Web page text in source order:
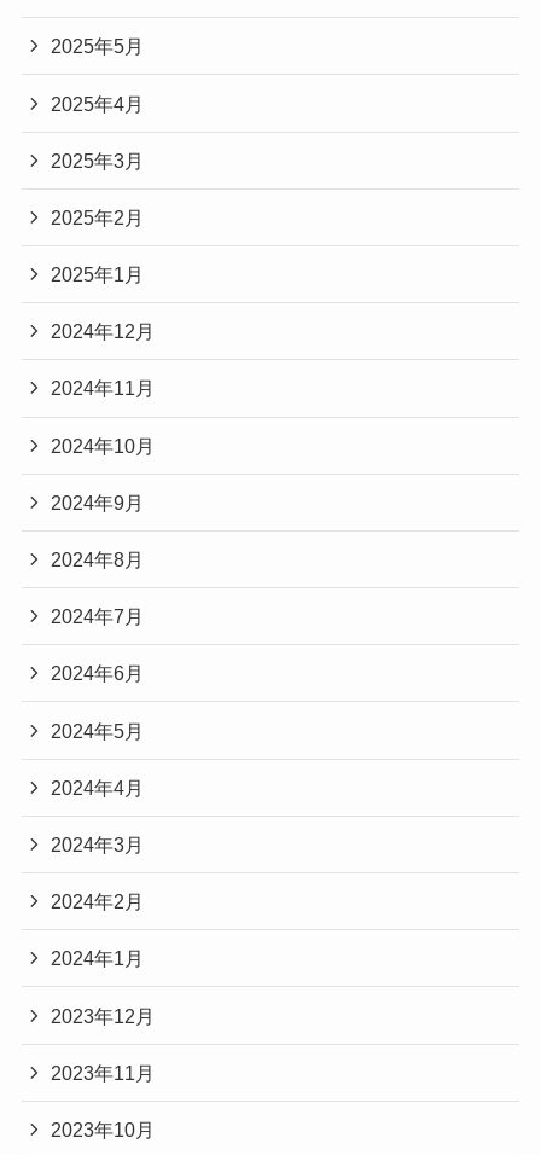
2025年5月
2025年4月
2025年3月
2025年2月
2025年1月
2024年12月
2024年11月
2024年10月
2024年9月
2024年8月
2024年7月
2024年6月
2024年5月
2024年4月
2024年3月
2024年2月
2024年1月
2023年12月
2023年11月
2023年10月